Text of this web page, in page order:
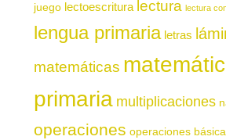
juego lectoescritura lectura lectura
lengua primaria letras
matemáticas
primaria multiplicaciones
operaciones operaciones